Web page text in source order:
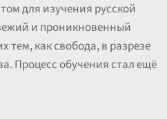
для изучения русской
и проникновенный
тем, как свобода, в разрезе
Процесс обучения стал ещё